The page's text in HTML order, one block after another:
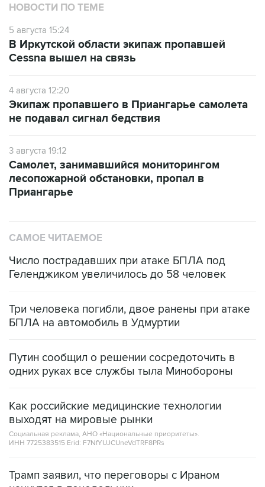
НОВОСТИ ПО ТЕМЕ
5 августа 15:24
В Иркутской области экипаж пропавшей
Cessna вышел на связь
4 августа 12:20
Экипаж пропавшего в Приангарье самолета
не подавал сигнал бедствия
3 августа 19:12
Самолет, занимавшийся мониторингом
лесопожарной обстановки, пропал в
Приангарье
САМОЕ ЧИТАЕМОЕ
Число пострадавших при атаке БПЛА под
Геленджиком увеличилось до 58 человек
Три человека погибли, двое ранены при атаке
БПЛА на автомобиль в Удмуртии
Путин сообщил о решении сосредоточить в
одних руках все службы тыла Минобороны
Как российские медицинские технологии
выходят на мировые рынки
Социальная реклама, АНО «Национальные приоритеты».
ИНН 7725383515 Erid: F7NfYUJCUneVdTRF8PRs
Трамп заявил, что переговоры с Ираном